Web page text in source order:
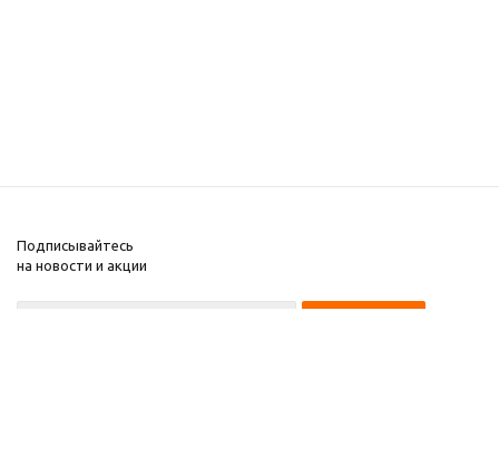
Подписывайтесь
на новости и акции